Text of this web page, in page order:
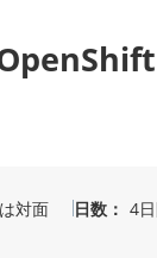
対面 日数 4